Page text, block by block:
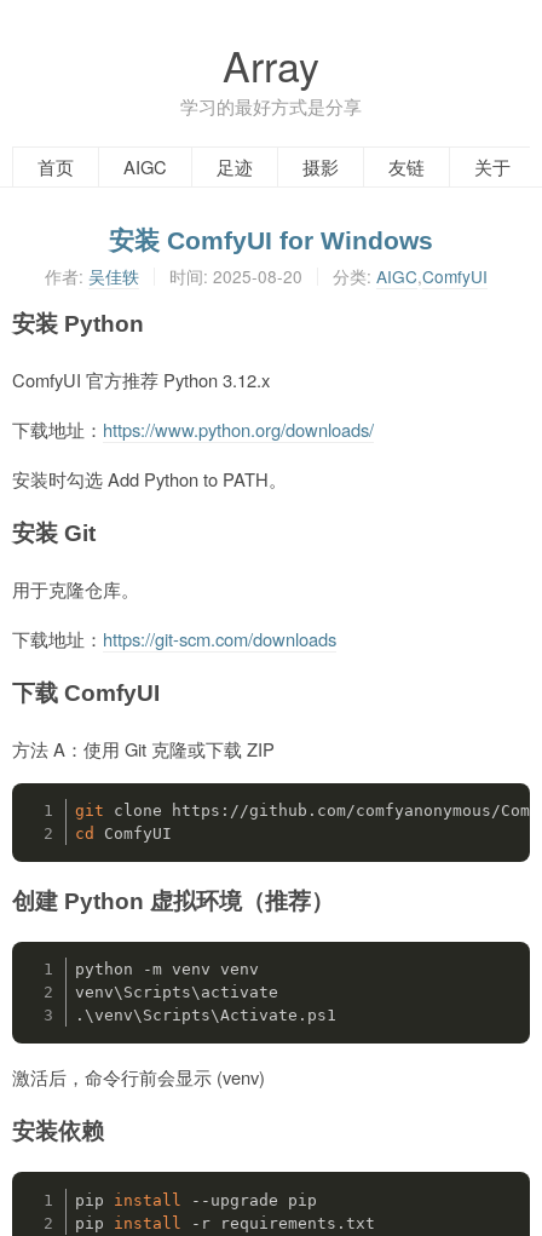
Array
学习的最好方式是分享
首页 AIGC 足迹 摄影 友链 关于
安装 ComfyUI for Windows
作者: 吴佳轶 时间: 2025-08-20 分类: AIGC,ComfyUI
安装 Python
ComfyUI 官方推荐 Python 3.12.x
下载地址： https://www.python.org/downloads/
安装时勾选 Add Python to PATH。
安装 Git
用于克隆仓库。
下载地址： https://git-scm.com/downloads
下载 ComfyUI
方法 A：使用 Git 克隆或下载 ZIP
git
cd
ComfyUI
创建 Python 虚拟环境（推荐）
python -m venv venv
venv\Scripts\activate
.\venv\Scripts\Activate.ps1
激活后，命令行前会显示 (venv)
安装依赖
pip install
--upgrade pip
pip install